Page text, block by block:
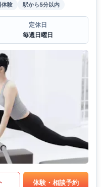
体験 駅から5分以内
定休日
毎週日曜日
体験・相談予約